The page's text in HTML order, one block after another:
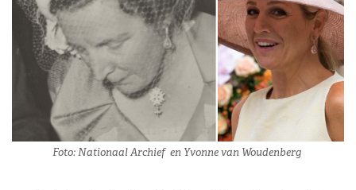
Foto: Nationaal Archief en Yvonne van Woudenberg